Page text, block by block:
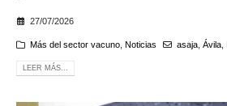
27/07/2026
Más del sector vacuno, Noticias asaja, Ávila,
LEER MÁS...